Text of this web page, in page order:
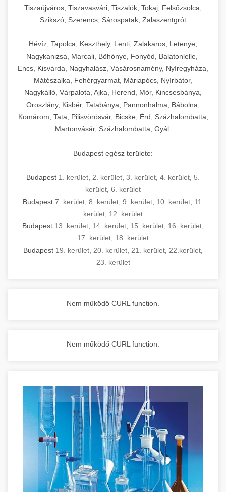
Tiszaújváros, Tiszavasvári, Tiszalök, Tokaj, Felsőzsolca,
Szikszó, Szerencs, Sárospatak, Zalaszentgrót
Hévíz, Tapolca, Keszthely, Lenti, Zalakaros, Letenye,
Nagykanizsa, Marcali, Böhönye, Fonyód, Balatonlelle,
Encs, Kisvárda, Nagyhalász, Vásárosnamény, Nyíregyháza,
Mátészalka, Fehérgyarmat, Máriapócs, Nyírbátor,
Nagykálló, Várpalota, Ajka, Herend, Mór, Kincsesbánya,
Oroszlány, Kisbér, Tatabánya, Pannonhalma, Bábolna,
Komárom, Tata, Pilisvörösvár, Bicske, Érd, Százhalombatta,
Martonvásár, Százhalombatta, Gyál.
Budapest egész területe:
Budapest 1. kerület 2. kerület 3. kerület 4. kerület 5.
kerület 6. kerület
Budapest 7. kerület, 8. kerület, 9. kerület, 10. kerület, 11.
kerület 12. kerület
Budapest 13. kerület 14. kerület 15. kerület 16. kerület
17. kerület 18. kerület
Budapest 19. kerület 20. kerület 21. kerület 22.kerület
23. kerület
Nem működő CURL function.
Nem működő CURL function.